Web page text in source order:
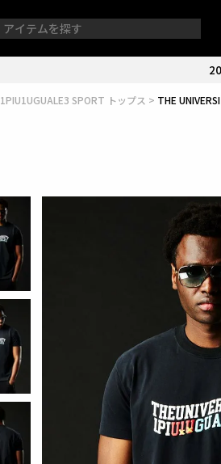
1PIU1UGUALE3 SPORT トップス THE